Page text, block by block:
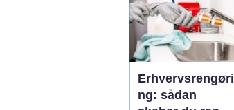
Erhvervsrengøri
ng: sådan